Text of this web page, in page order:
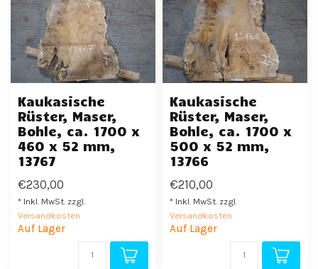
Kaukasische
Rüster, Maser,
Bohle, ca. 1700 x
460 x 52 mm,
13767
€230,00
* Inkl. MwSt. zzgl.
Versandkosten
Auf Lager
Kaukasische
Rüster, Maser,
Bohle, ca. 1700 x
500 x 52 mm,
13766
€210,00
* Inkl. MwSt. zzgl.
Versandkosten
Auf Lager